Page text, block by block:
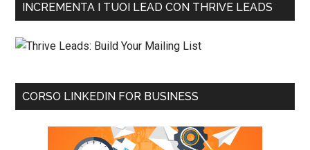
INCREMENTA I TUOI LEAD CON THRIVE LEADS
CORSO LINKEDIN FOR BUSINESS